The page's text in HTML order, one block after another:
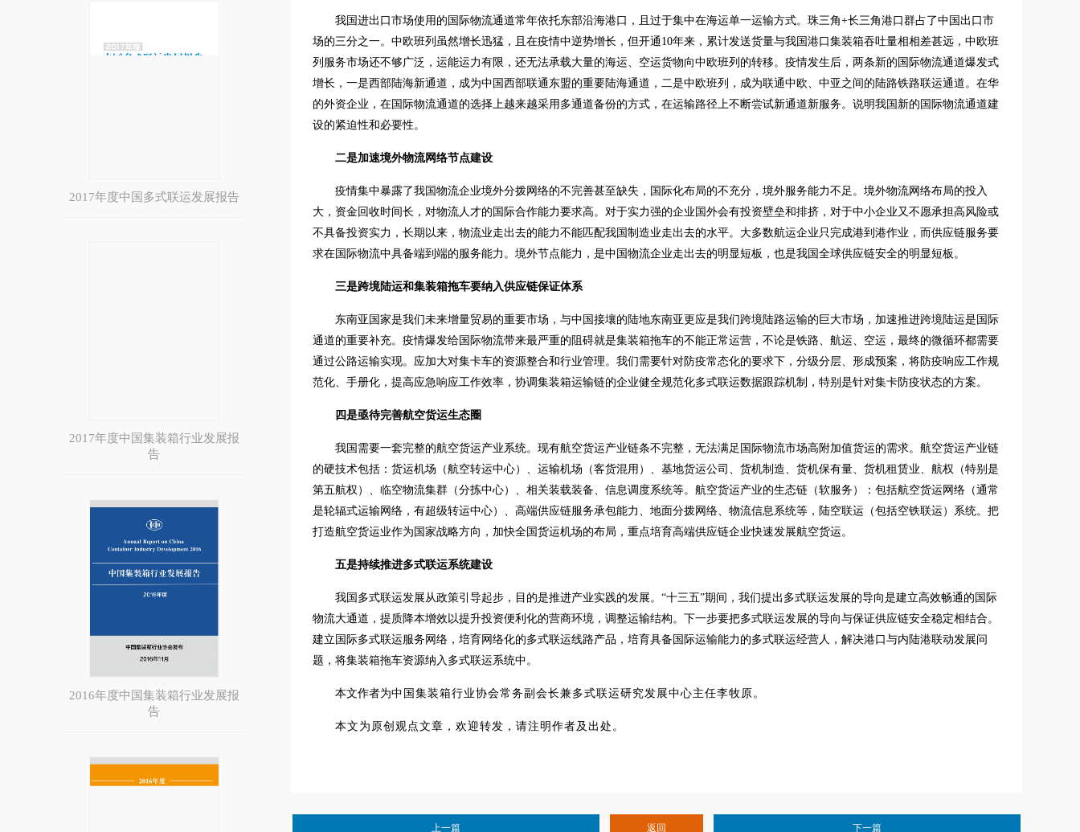
2017年度中国多式联运发展报告
2017年度中国集装箱行业发展报
告
2016年度中国集装箱行业发展报
告
我国进出口市场使用的国际物流通道常年依托东部沿海港口，且过于集中在海运单一运输方式。珠三角+长三角港口群占了中国出口市
场的三分之一。中欧班列虽然增长迅猛，且在疫情中逆势增长，但开通10年来，累计发送货量与我国港口集装箱吞吐量相相差甚远，中欧班
列服务市场还不够广泛，运能运力有限，还无法承载大量的海运、空运货物向中欧班列的转移。疫情发生后，两条新的国际物流通道爆发式
增长，一是西部陆海新通道，成为中国西部联通东盟的重要陆海通道，二是中欧班列，成为联通中欧、中亚之间的陆路铁路联运通道。在华
的外资企业，在国际物流通道的选择上越来越采用多通道备份的方式，在运输路径上不断尝试新通道新服务。说明我国新的国际物流通道建
设的紧迫性和必要性。
二是加速境外物流网络节点建设
疫情集中暴露了我国物流企业境外分拨网络的不完善甚至缺失，国际化布局的不充分，境外服务能力不足。境外物流网络布局的投入
大，资金回收时间长，对物流人才的国际合作能力要求高。对于实力强的企业国外会有投资壁垒和排挤，对于中小企业又不愿承担高风险或
不具备投资实力，长期以来，物流业走出去的能力不能匹配我国制造业走出去的水平。大多数航运企业只完成港到港作业，而供应链服务要
求在国际物流中具备端到端的服务能力。境外节点能力，是中国物流企业走出去的明显短板，也是我国全球供应链安全的明显短板。
三是跨境陆运和集装箱拖车要纳入供应链保证体系
东南亚国家是我们未来增量贸易的重要市场，与中国接壤的陆地东南亚更应是我们跨境陆路运输的巨大市场，加速推进跨境陆运是国际
通道的重要补充。疫情爆发给国际物流带来最严重的阻碍就是集装箱拖车的不能正常运营，不论是铁路、航运、空运，最终的微循环都需要
通过公路运输实现。应加大对集卡车的资源整合和行业管理。我们需要针对防疫常态化的要求下，分级分层、形成预案，将防疫响应工作规
范化、手册化，提高应急响应工作效率，协调集装箱运输链的企业健全规范化多式联运数据跟踪机制，特别是针对集卡防疫状态的方案。
四是亟待完善航空货运生态圈
我国需要一套完整的航空货运产业系统。现有航空货运产业链条不完整，无法满足国际物流市场高附加值货运的需求。航空货运产业链
的硬技术包括：货运机场（航空转运中心）、运输机场（客货混用）、基地货运公司、货机制造、货机保有量、货机租赁业、航权（特别是
第五航权）、临空物流集群（分拣中心）、相关装载装备、信息调度系统等。航空货运产业的生态链（软服务）：包括航空货运网络（通常
是轮辐式运输网络，有超级转运中心）、高端供应链服务承包能力、地面分拨网络、物流信息系统等，陆空联运（包括空铁联运）系统。把
打造航空货运业作为国家战略方向，加快全国货运机场的布局，重点培育高端供应链企业快速发展航空货运。
五是持续推进多式联运系统建设
我国多式联运发展从政策引导起步，目的是推进产业实践的发展。“十三五”期间，我们提出多式联运发展的导向是建立高效畅通的国际
物流大通道，提质降本增效以提升投资便利化的营商环境，调整运输结构。下一步要把多式联运发展的导向与保证供应链安全稳定相结合。
建立国际多式联运服务网络，培育网络化的多式联运线路产品，培育具备国际运输能力的多式联运经营人，解决港口与内陆港联动发展问
题，将集装箱拖车资源纳入多式联运系统中。
本文作者为中国集装箱行业协会常务副会长兼多式联运研究发展中心主任李牧原。
本文为原创观点文章，欢迎转发，请注明作者及出处。
上一篇 返回 下一篇